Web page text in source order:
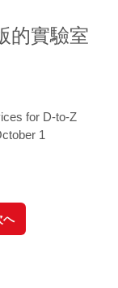
的實驗室
for D-to-Z
1
へ